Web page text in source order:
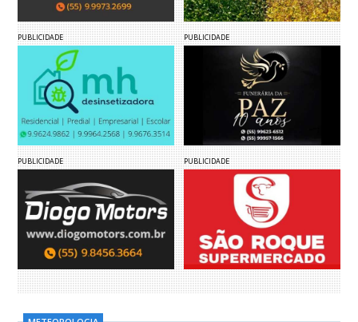
PUBLICIDADE PUBLICIDADE
PUBLICIDADE PUBLICIDADE